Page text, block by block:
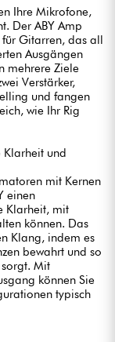
Ihre Mikrofone,
Der ABY Amp
für Gitarren, das all
Ausgängen
mehrere Ziele
Verstärker,
und fangen
wie Ihr Rig
Klarheit und
mit Kernen
einen
Klarheit, mit
können. Das
Klang, indem es
bewahrt und so
Mit
können Sie
typisch